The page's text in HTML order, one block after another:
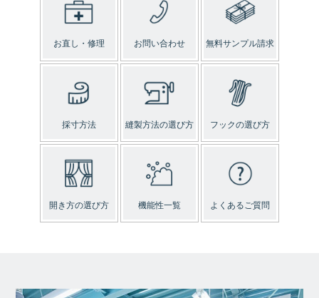
お直し・修理 お問い合わせ 無料サンプル請求
採寸方法 縫製方法の選び方 フックの選び方
開き方の選び方 機能性一覧 よくあるご質問